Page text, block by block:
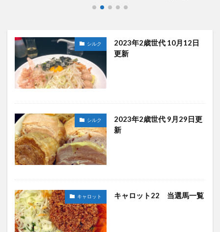
シルク
2023年2歳世代 10月12日
更新
シルク
2023年2歳世代 9月29日更
新
キャロット キャロット22 当選馬一覧